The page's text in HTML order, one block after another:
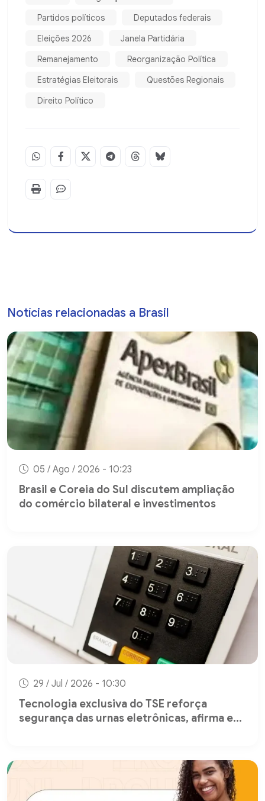
Partidos políticos
Deputados federais
Eleições 2026
Janela Partidária
Remanejamento
Reorganização Política
Estratégias Eleitorais
Questões Regionais
Direito Político
Notícias relacionadas a Brasil
05 / Ago / 2026 - 10:23
Brasil e Coreia do Sul discutem ampliação
do comércio bilateral e investimentos
29 / Jul / 2026 - 10:30
Tecnologia exclusiva do TSE reforça
segurança das urnas eletrônicas, afirma e...